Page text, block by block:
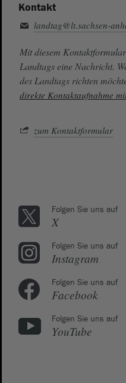
Kontakt
landtag@lt.sachsen-
Mit diesem
Landtags eine Nachricht.
des Landtags richten
direkte Kontaktaufnahme
zum Kontaktformular
Folgen Sie uns auf
X
Folgen Sie uns auf
Instagram
Folgen Sie uns auf
Facebook
Folgen Sie uns auf
YouTube